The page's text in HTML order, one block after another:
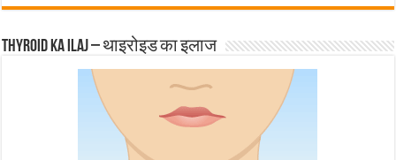
Thyroid ka ilaj – थाइरोइड का इलाज